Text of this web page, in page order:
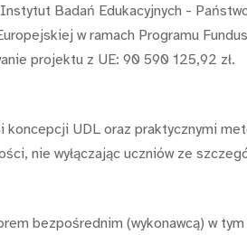
Badań Edukacyjnych -
w ramach Programu
projektu z UE: 90 590 125,92 zł.
UDL oraz praktycznymi
nie wyłączając uczniów ze
bezpośrednim (wykonawcą) w